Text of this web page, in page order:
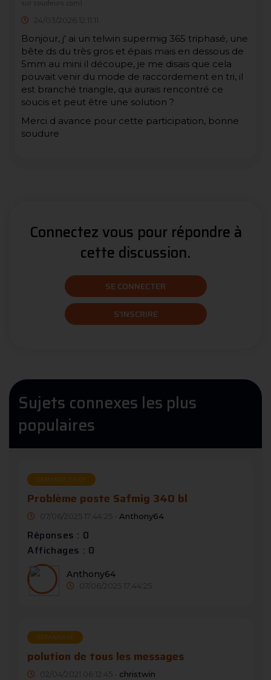
sur soudeurs.com)
24/03/2026 12:11:11
Bonjour, j' ai un telwin supermig 365 triphasé, une
bête ds du très gros et épais mais en dessous de
5mm au mini il découpe, je me disais que cela
pouvait venir du mode de raccordement en tri, il
est branché triangle, qui aurais rencontré ce
soucis et peut être une solution ?
Merci d avance pour cette participation, bonne
soudure
Connectez vous pour répondre à
cette discussion.
SE CONNECTER
S'INSCRIRE
Sujets connexes les plus
populaires
DEMANDE D’AIDE
Problème poste Safmig 340 bl
07/06/2025 17:44:25 - Anthony64
Réponses : 0
Affichages : 0
Anthony64
07/06/2025 17:44:25
DÉPANNAGE
polution de tous les messages
02/04/2021 06:12:45 - christwin